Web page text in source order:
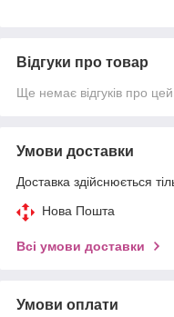
Відгуки про товар
Ще немає відгуків про
Умови доставки
Доставка здійснюється
Нова Пошта
Всі умови доставки
Умови оплати